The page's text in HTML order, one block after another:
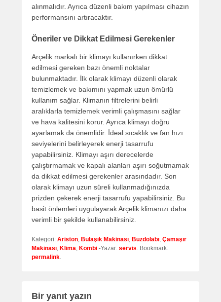
alınmalıdır. Ayrıca düzenli bakım yapılması cihazın
performansını artıracaktır.
Öneriler ve Dikkat Edilmesi Gerekenler
Arçelik markalı bir klimayı kullanırken dikkat
edilmesi gereken bazı önemli noktalar
bulunmaktadır. İlk olarak klimayı düzenli olarak
temizlemek ve bakımını yapmak uzun ömürlü
kullanım sağlar. Klimanın filtrelerini belirli
aralıklarla temizlemek verimli çalışmasını sağlar
ve hava kalitesini korur. Ayrıca klimayı doğru
ayarlamak da önemlidir. İdeal sıcaklık ve fan hızı
seviyelerini belirleyerek enerji tasarrufu
yapabilirsiniz. Klimayı aşırı derecelerde
çalıştırmamak ve kapalı alanları aşırı soğutmamak
da dikkat edilmesi gerekenler arasındadır. Son
olarak klimayı uzun süreli kullanmadığınızda
prizden çekerek enerji tasarrufu yapabilirsiniz. Bu
basit önlemleri uygulayarak Arçelik klimanızı daha
verimli bir şekilde kullanabilirsiniz.
Kategori: Ariston, Bulaşık Makinası, Buzdolabı, Çamaşır
Makinası, Klima, Kombi -Yazar: servis. Bookmark:
permalink.
Bir yanıt yazın